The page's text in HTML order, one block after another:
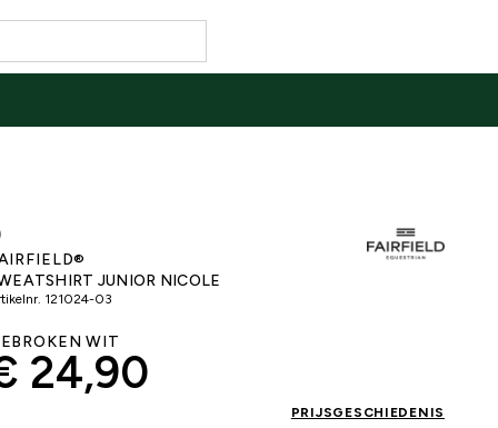
JUNIOR NICOLE
121024-03
WIT
24,90
PRIJSGESCHIEDENIS